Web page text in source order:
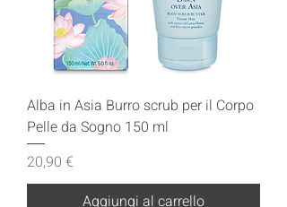
Alba in Asia Burro scrub per il Corpo
Pelle da Sogno 150 ml
Prezzo
20,90 €
Aggiungi al carrello